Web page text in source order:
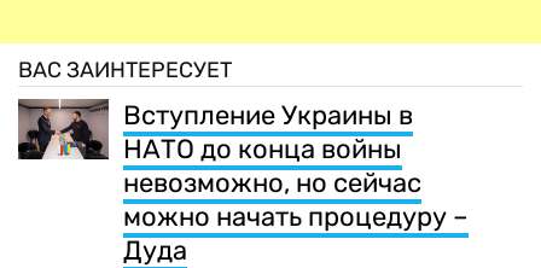
ВАС ЗАИНТЕРЕСУЕТ
Вступление Украины в
НАТО до конца войны
невозможно, но сейчас
можно начать процедуру –
Дуда